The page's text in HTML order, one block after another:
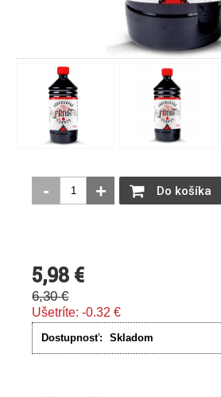
- + Do košíka
5,98 €
6,30€
Ušetríte: -0.32€
Dostupnosť: Skladom